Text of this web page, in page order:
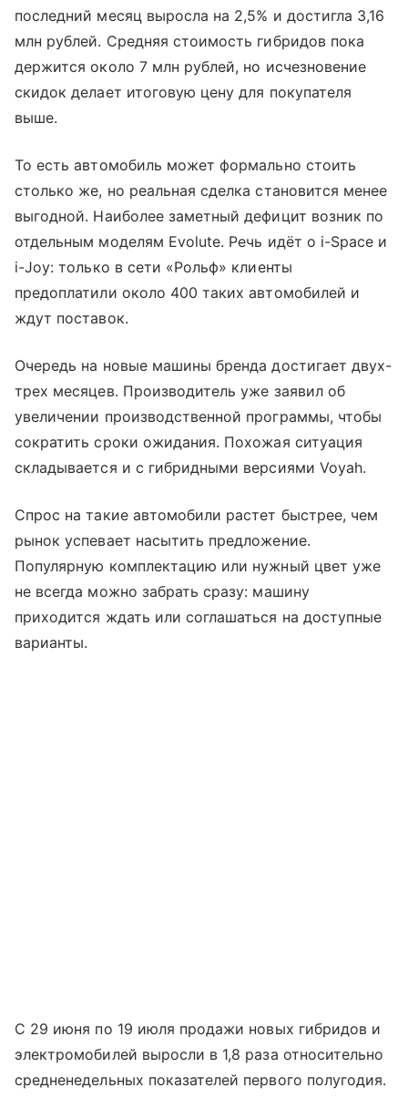
последний месяц выросла на 2,5% и достигла 3,16
млн рублей. Средняя стоимость гибридов пока
держится около 7 млн рублей, но исчезновение
скидок делает итоговую цену для покупателя
выше.
То есть автомобиль может формально стоить
столько же, но реальная сделка становится менее
выгодной. Наиболее заметный дефицит возник по
отдельным моделям Evolute. Речь идёт о i-Space и
i-Joy: только в сети «Рольф» клиенты
предоплатили около 400 таких автомобилей и
ждут поставок.
Очередь на новые машины бренда достигает двух-
трех месяцев. Производитель уже заявил об
увеличении производственной программы, чтобы
сократить сроки ожидания. Похожая ситуация
складывается и с гибридными версиями Voyah.
Спрос на такие автомобили растет быстрее, чем
рынок успевает насытить предложение.
Популярную комплектацию или нужный цвет уже
не всегда можно забрать сразу: машину
приходится ждать или соглашаться на доступные
варианты.
С 29 июня по 19 июля продажи новых гибридов и
электромобилей выросли в 1,8 раза относительно
средненедельных показателей первого полугодия.